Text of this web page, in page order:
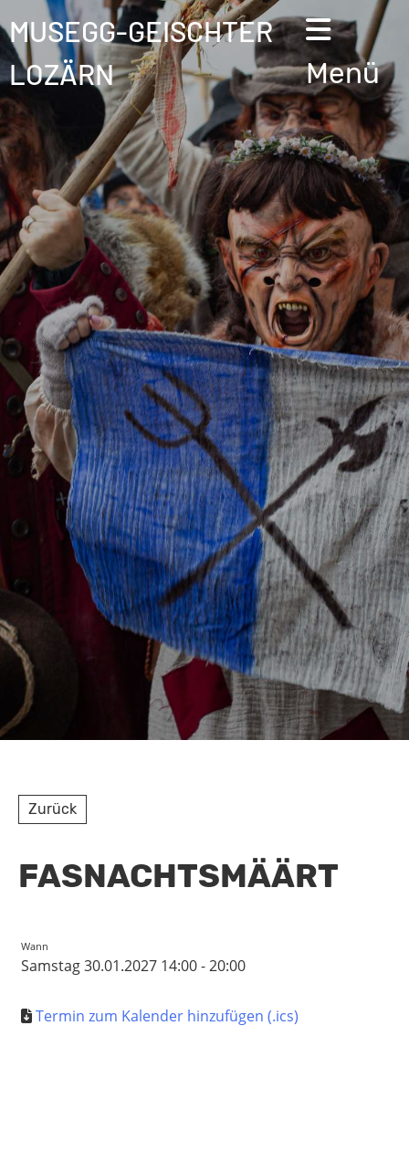
MUSEGG-GEISCHTER
LOZÄRN
Menü
Zurück
FASNACHTSMÄÄRT
Wann
Samstag 30.01.2027 14:00 - 20:00
Termin zum Kalender hinzufügen (.ics)